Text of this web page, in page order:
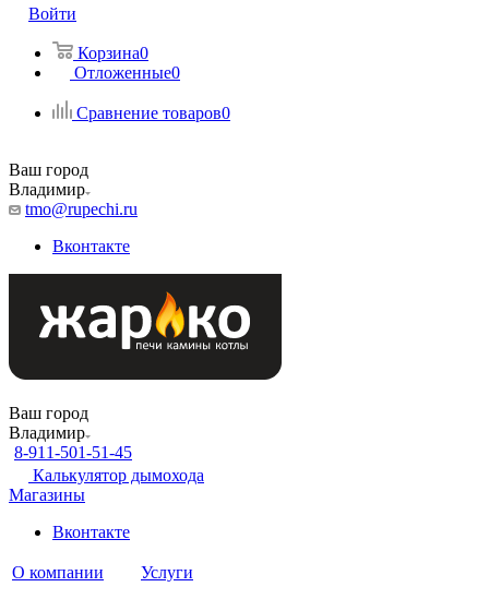
Войти
Корзина0
Отложенные0
Сравнение товаров0
Ваш город
Владимир
tmo@rupechi.ru
Вконтакте
Ваш город
Владимир
8-911-501-51-45
Калькулятор дымохода
Магазины
Вконтакте
О компании
Услуги